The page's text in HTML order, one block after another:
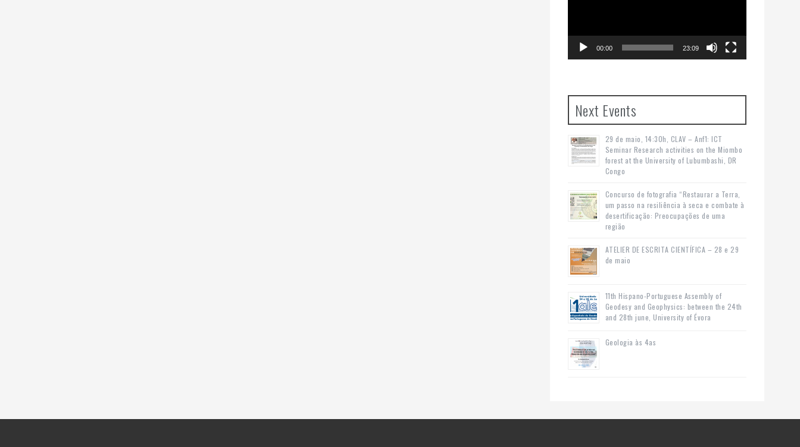
00:00 23:09
Next Events
29 de maio, 14:30h, CLAV – Anf1: ICT
Seminar Research activities on the Miombo
forest at the University of Lubumbashi, DR
Congo
Concurso de fotografia “Restaurar a Terra,
um passo na resiliência à seca e combate à
desertificação: Preocupações de uma
região
ATELIER DE ESCRITA CIENTÍFICA – 28 e 29
de maio
11th Hispano-Portuguese Assembly of
Geodesy and Geophysics: between the 24th
and 28th june, University of Évora
Geologia às 4as